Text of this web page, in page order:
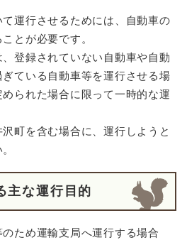
運行させるためには、自動車の
とが必要です。
登録されていない自動車や自動
ている自動車等を運行させる場
られた場合に限って一時的な運
町を含む場合に、運行しようと
主な運行目的
のため運輸支局へ運行する場合